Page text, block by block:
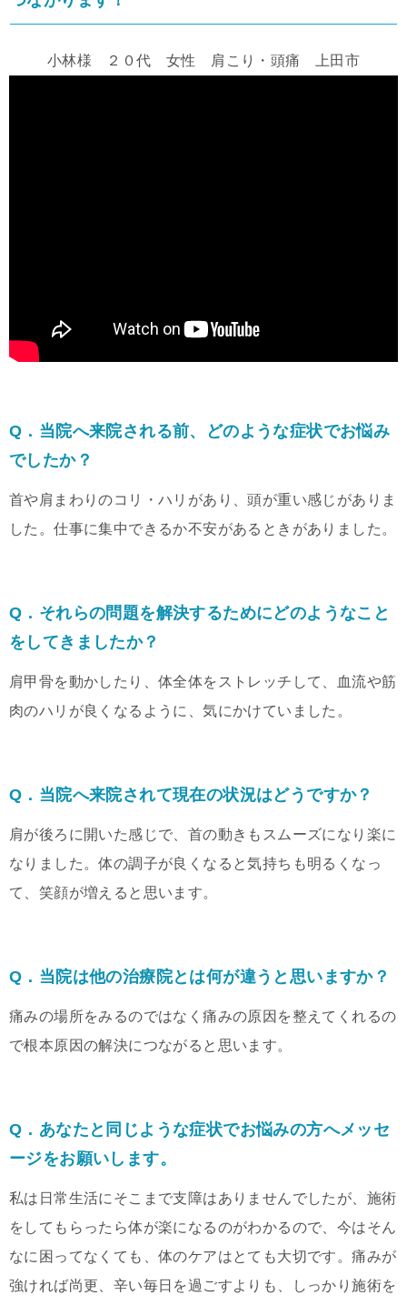
小林様 ２０代 女性 肩こり・頭痛 上田市
Q．当院へ来院される前、どのような症状でお悩み
でしたか？
首や肩まわりのコリ・ハリがあり、頭が重い感じがありま
した。仕事に集中できるか不安があるときがありました。
Q．それらの問題を解決するためにどのようなこと
をしてきましたか？
肩甲骨を動かしたり、体全体をストレッチして、血流や筋
肉のハリが良くなるように、気にかけていました。
Q．当院へ来院されて現在の状況はどうですか？
肩が後ろに開いた感じで、首の動きもスムーズになり楽に
なりました。体の調子が良くなると気持ちも明るくなっ
て、笑顔が増えると思います。
Q．当院は他の治療院とは何が違うと思いますか？
痛みの場所をみるのではなく痛みの原因を整えてくれるの
で根本原因の解決につながると思います。
Q．あなたと同じような症状でお悩みの方へメッセ
ージをお願いします。
私は日常生活にそこまで支障はありませんでしたが、施術
をしてもらったら体が楽になるのがわかるので、今はそん
なに困ってなくても、体のケアはとても大切です。痛みが
強ければ尚更、辛い毎日を過ごすよりも、しっかり施術を